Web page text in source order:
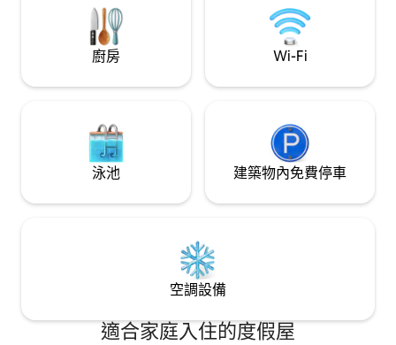
廚房 Wi-Fi
泳池 建築物內免費停車
空調設備
適合家庭入住的度假屋